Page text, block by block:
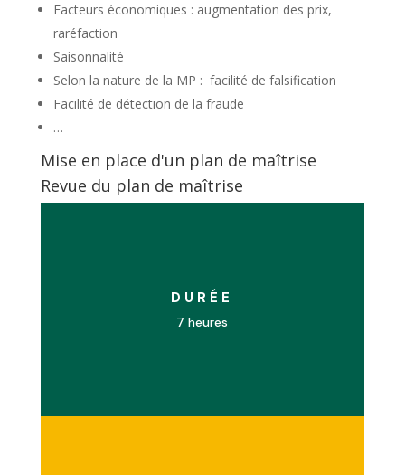
DURÉE
7 heures
Facteurs économiques : augmentation des prix,
raréfaction
Saisonnalité
Selon la nature de la MP : facilité de falsification
Facilité de détection de la fraude
…
Mise en place d'un plan de maîtrise
Revue du plan de maîtrise